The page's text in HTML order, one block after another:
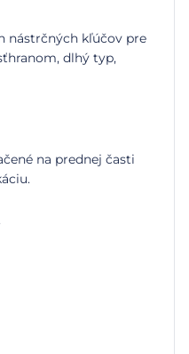
nástrčných kľúčov pre
dlhý typ,
na prednej časti